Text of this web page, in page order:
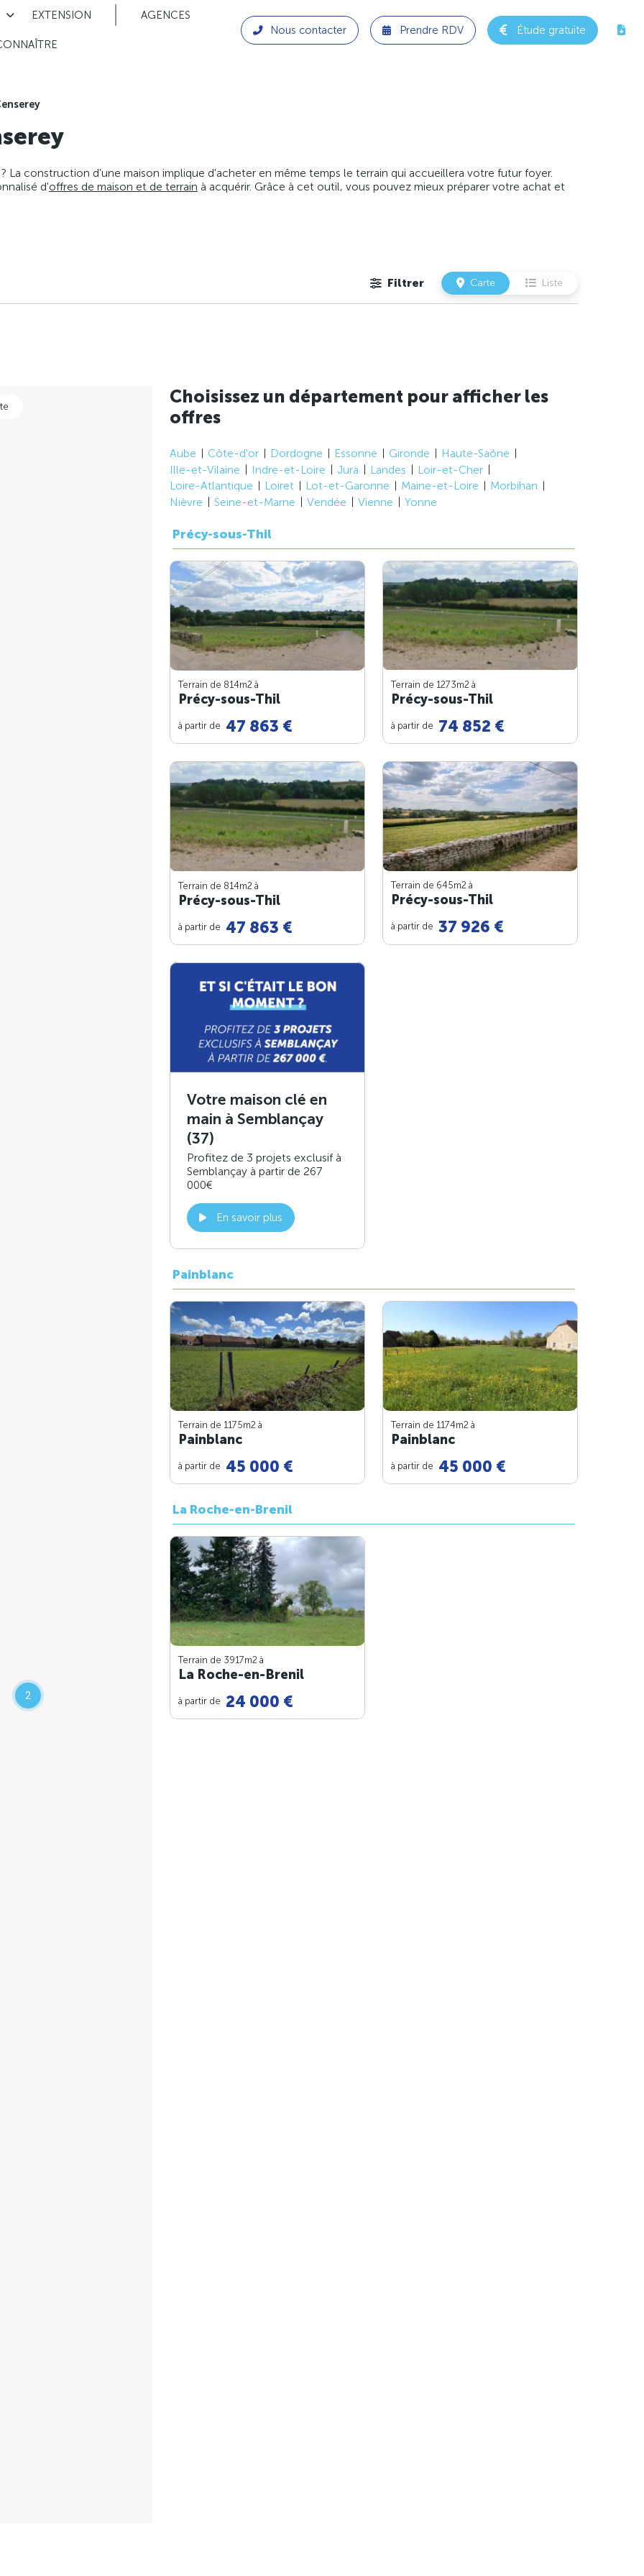
EXTENSION AGENCES
Nous contacter Prendre RDV Étude gratuite
La construction d'une maison implique d'acheter en même temps le terrain qui accueillera votre futur foyer.
d'offres de maison et de terrain à acquérir. Grâce à cet outil, vous pouvez mieux préparer votre achat et
Filtrer Carte Liste
2
Choisissez un département pour afficher les
offres
Aube Côte-d'or Dordogne Essonne Gironde
Haute-Saône
Ille-et-Vilaine
Indre-et-Loire Jura Landes
Loir-et-Cher
Loire-Atlantique
Loiret Lot-et-Garonne Maine-et-Loire
Morbihan
Nièvre
Seine-et-Marne Vendée Vienne Yonne
Précy-sous-Thil
Terrain de 814m2 à
Précy-sous-Thil
à partir de 47 863 €
Terrain de 1273m2 à
Précy-sous-Thil
à partir de 74 852 €
Terrain de 814m2 à
Précy-sous-Thil
à partir de 47 863 €
Terrain de 645m2 à
Précy-sous-Thil
à partir de 37 926 €
Votre maison clé en
main à Semblançay
(37)
Profitez de 3 projets exclusif à
Semblançay à partir de 267
000€
En savoir plus
Painblanc
Terrain de 1175m2 à
Painblanc
à partir de 45 000 €
Terrain de 1174m2 à
Painblanc
à partir de 45 000 €
La Roche-en-Brenil
Terrain de 3917m2 à
La Roche-en-Brenil
à partir de 24 000 €